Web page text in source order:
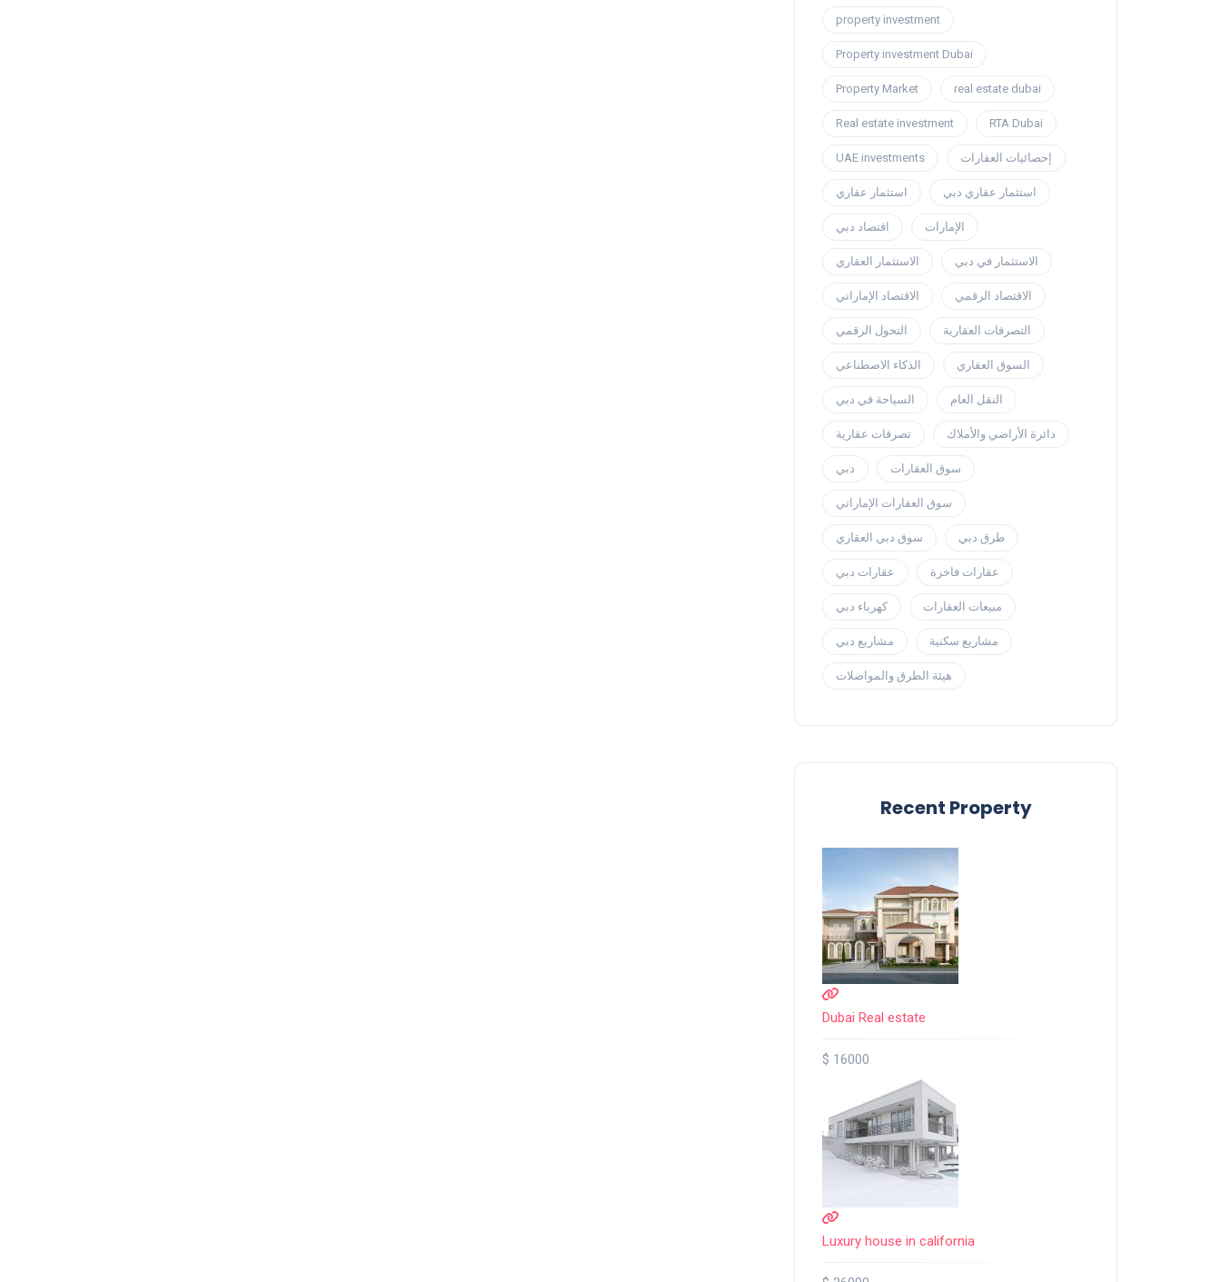
property investment
Property investment Dubai
Property Market real estate dubai
Real estate investment RTA Dubai
UAE investments إحصائيات العقارات
استثمار عقاري استثمار عقاري دبي
اقتصاد دبي الإمارات
الاستثمار العقاري الاستثمار في دبي
الاقتصاد الإماراتي الاقتصاد الرقمي
التحول الرقمي التصرفات العقارية
الذكاء الاصطناعي السوق العقاري
السياحة في دبي النقل العام
تصرفات عقارية دائرة الأراضي والأملاك
دبي سوق العقارات
سوق العقارات الإماراتي
سوق دبي العقاري طرق دبي
عقارات دبي عقارات فاخرة
كهرباء دبي مبيعات العقارات
مشاريع دبي مشاريع سكنية
هيئة الطرق والمواصلات
Recent Property
Dubai Real estate
$ 16000
Luxury house in california